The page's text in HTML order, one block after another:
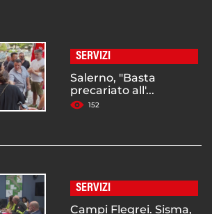
SERVIZI
Salerno, "Basta
precariato all'...
152
SERVIZI
Campi Flegrei. Sisma,